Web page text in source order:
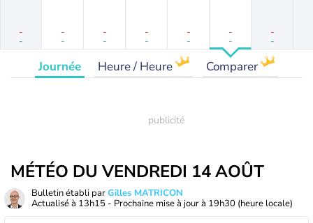
-
-
-
-
-
-
-
-
-
-
-
-
-
-
Journée Heure / Heure Comparer
MÉTÉO DU VENDREDI 14 AOÛT
Bulletin établi parGilles MATRICON
Actualisé à 13h15 - Prochaine mise à jour à 19h30 (heure locale)